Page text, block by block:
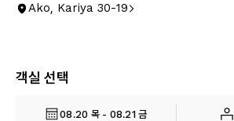
Ako, Kariya 30-19
객실 선택
08.20 목 - 08.21 금